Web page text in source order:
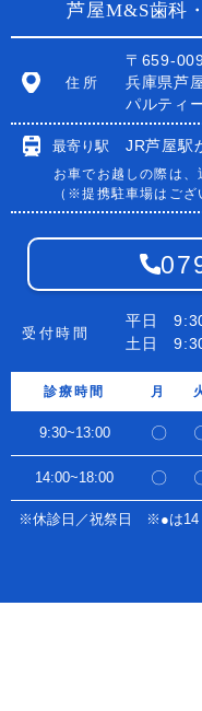
芦屋M&S歯科
住所
〒659-
兵庫県芦
パルティ
最寄り駅 JR芦屋駅
お車でお越しの際は
（※提携駐車場はござ
受付時間
平日
土日
診療時間 月
9:30~13:00 〇
14:00~18:00 〇
※休診日／祝祭日 ※●は14